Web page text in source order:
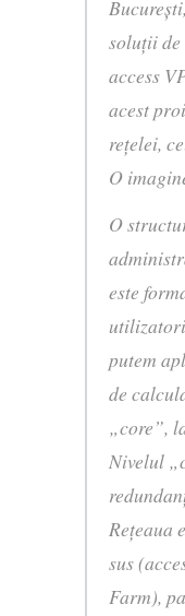
soluţii de
access
acest
reţelei,
O
O
este
putem
de
„core”,
Nivelul
Reţeaua
sus
Farm),